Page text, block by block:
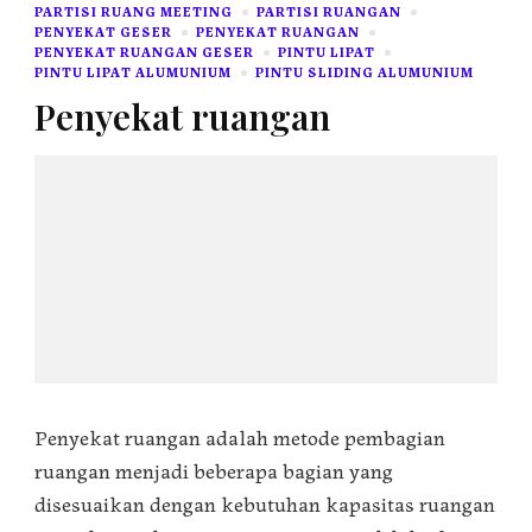
PARTISI RUANG MEETING
PARTISI RUANGAN
PENYEKAT GESER
PENYEKAT RUANGAN
PENYEKAT RUANGAN GESER
PINTU LIPAT
PINTU LIPAT ALUMUNIUM
PINTU SLIDING ALUMUNIUM
Penyekat ruangan
Penyekat ruangan adalah metode pembagian
ruangan menjadi beberapa bagian yang
disesuaikan dengan kebutuhan kapasitas ruangan